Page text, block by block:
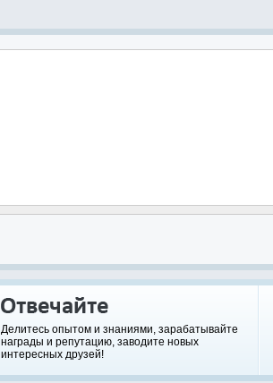
Делитесь опытом и знаниями, зарабатывайте
награды и репутацию, заводите новых
интересных друзей!